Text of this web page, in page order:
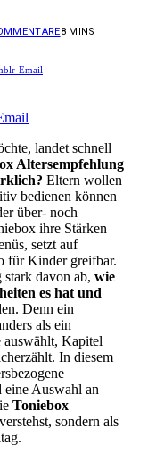
8 MINS
Email
landet schnell
Altersempfehlung
Eltern wollen
bedienen können
über- noch
ihre Stärken
setzt auf
für Kinder greifbar.
stark davon ab, wie
es hat und
Denn ein
als ein
auswählt, Kapitel
In diesem
eine Auswahl an
Toniebox
sondern als